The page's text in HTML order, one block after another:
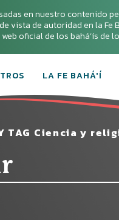
en nuestro contenido
vista de autoridad en la Fe
oficial de los bahá’ís de
LA FE BAHÁ'Í
TAG Ciencia y